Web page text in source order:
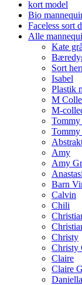
kort model
Bio
Faceless sort
Alle
Kate
Sort
Isabel
Plastik
M
M-
Tommy
Tommy
Amy
Amy
Barn
Calvin
Chili
Christy
Christy
Claire
Claire
Daniella